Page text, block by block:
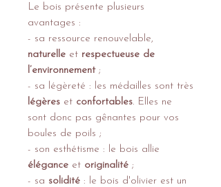
Le bois présente plusieurs
avantages :
- sa ressource renouvelable,
naturelle et respectueuse de
l’environnement;
- sa légèreté : les médailles sont très
légères et confortables. Elles ne
sont donc pas gênantes pour vos
boules de poils ;
- son esthétisme : le bois allie
élégance et originalité ;
- sa solidité : le bois d'olivier est un